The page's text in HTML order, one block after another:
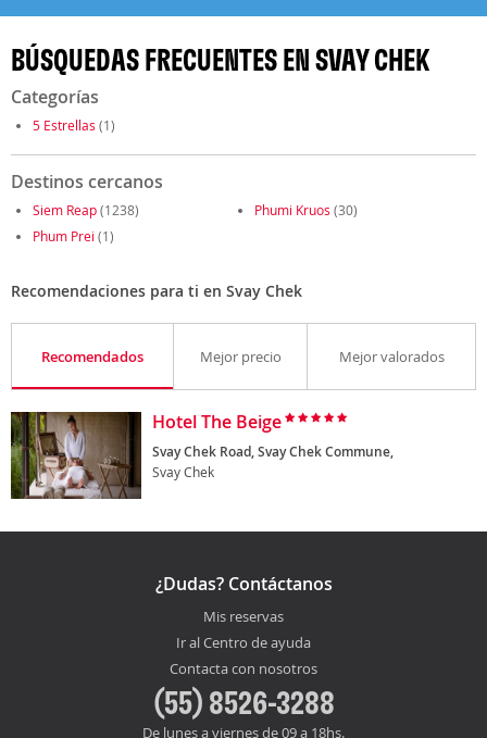
BÚSQUEDAS FRECUENTES EN SVAY CHEK
Categorías
5 Estrellas (1)
Destinos cercanos
Siem Reap(1238) Phumi Kruos (30)
Phum Prei (1)
Recomendaciones para ti en Svay Chek
Recomendados Mejor precio Mejor valorados
Hotel The Beige
Svay Chek Road, Svay Chek Commune,
Svay Chek
¿Dudas? Contáctanos
Mis reservas
Ir al Centro de ayuda
Contacta con nosotros
(55) 8526-3288
De lunes a viernes de 09 a 18hs.